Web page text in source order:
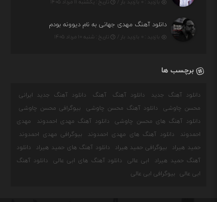
بازدید : ۰ بازدید بار / تاریخ : یکشنبه ۱۱ مرداد ۱۴۰۵
دانلود آهنگ مهدی جهانی به نام دیوونه بودم
بازدید : ۰ بازدید بار / تاریخ : شنبه ۱۰ مرداد ۱۴۰۵
برچسب ها
دانلود آهنگ جدید دانلود آهنگ آهنگ
دانلود آهنگ جدید ایرانی
محسن چاوشی
دانلود آهنگ محسن چاوشی
بیوگرافی محسن چاوشی
دانلود آهنگ های محسن چاوشی
دانلود آهنگ مهدی احمدوند
مهدی
احمدوند
دانلود آهنگ های مهدی احمدوند
بیوگرافی مهدی احمدوند
حمید هیراد
بیوگرافی حمید هیراد دانلود آهنگ های حمید هیراد
دانلود
آهنگ حمید هیراد
ابی عالی دانلود آهنگ های ابی عالی
دانلود آهنگ
ابی عالی
بیوگرافی ابی عالی